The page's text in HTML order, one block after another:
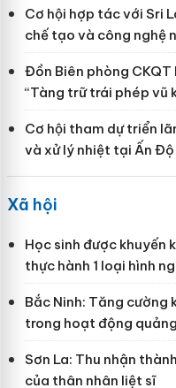
Cơ hội hợp tác với Sri
chế tạo và công nghệ
Đồn Biên phòng CKQT
“Tàng trữ trái phép vũ
Cơ hội tham dự triển
và xử lý nhiệt tại Ấn Độ
Xã hội
Học sinh được khuyến
thực hành 1 loại hình
Bắc Ninh: Tăng cường
trong hoạt động
Sơn La: Thu nhận
của thân nhân liệt sĩ